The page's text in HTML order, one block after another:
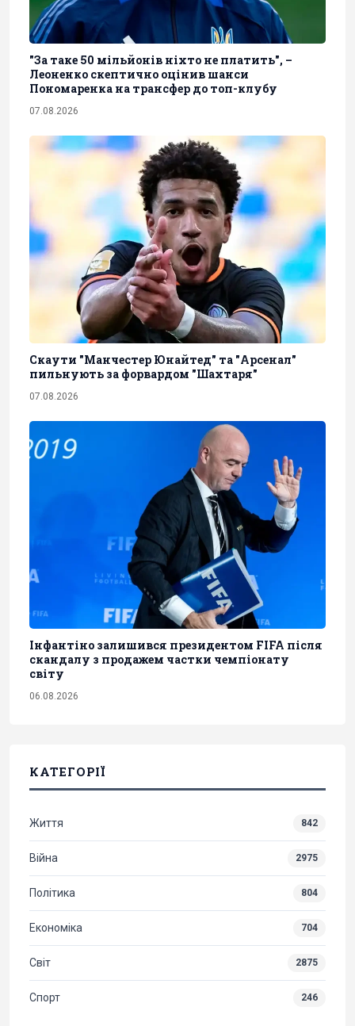
"За таке 50 мільйонів ніхто не платить", –
Леоненко скептично оцінив шанси
Пономаренка на трансфер до топ-клубу
07.08.2026
Скаути "Манчестер Юнайтед" та "Арсенал"
пильнують за форвардом "Шахтаря"
07.08.2026
Інфантіно залишився президентом FIFA після
скандалу з продажем частки чемпіонату
світу
06.08.2026
КАТЕГОРІЇ
Життя 842
Війна 2975
Політика 804
Економіка 704
Світ 2875
Спорт 246